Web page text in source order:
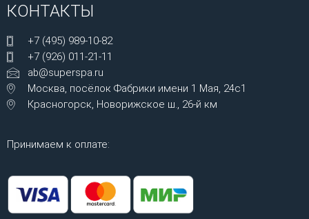
КОНТАКТЫ
+7 (495) 989-10-82
+7 (926) 011-21-11
ab@superspa.ru
Москва, посёлок Фабрики имени 1 Мая, 24с1
Красногорск, Новорижское ш., 26-й км
Принимаем к оплате: